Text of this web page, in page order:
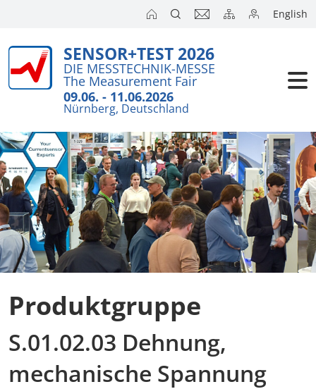
English
SENSOR+TEST 2026
DIE MESSTECHNIK-MESSE
The Measurement Fair
09.06. - 11.06.2026
Nürnberg, Deutschland
Produktgruppe
S.01.02.03 Dehnung,
mechanische Spannung